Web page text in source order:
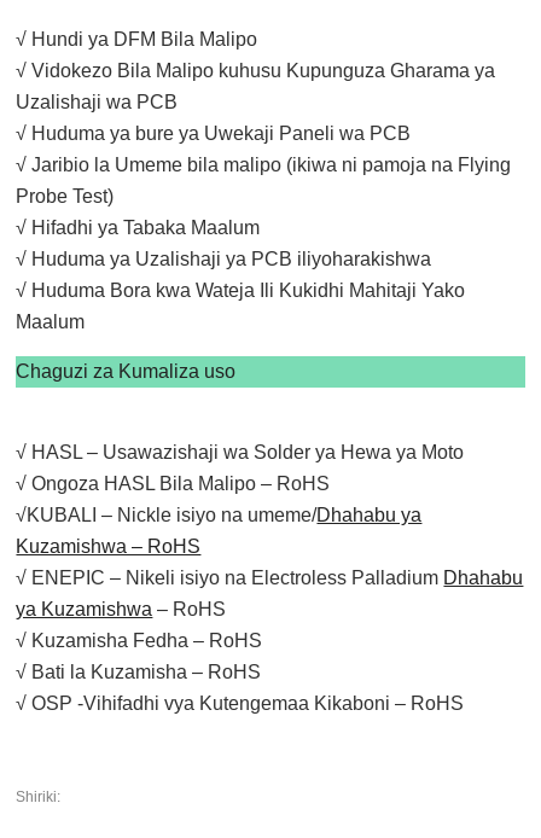
√ Hundi ya DFM Bila Malipo
√ Vidokezo Bila Malipo kuhusu Kupunguza Gharama ya
Uzalishaji wa PCB
√ Huduma ya bure ya Uwekaji Paneli wa PCB
√ Jaribio la Umeme bila malipo (ikiwa ni pamoja na Flying
Probe Test)
√ Hifadhi ya Tabaka Maalum
√ Huduma ya Uzalishaji ya PCB iliyoharakishwa
√ Huduma Bora kwa Wateja Ili Kukidhi Mahitaji Yako
Maalum
Chaguzi za Kumaliza uso
√ HASL – Usawazishaji wa Solder ya Hewa ya Moto
√ Ongoza HASL Bila Malipo – RoHS
√KUBALI – Nickle isiyo na umeme/Dhahabu ya
Kuzamishwa – RoHS
√ ENEPIC – Nikeli isiyo na Electroless Palladium Dhahabu
ya Kuzamishwa – RoHS
√ Kuzamisha Fedha – RoHS
√ Bati la Kuzamisha – RoHS
√ OSP -Vihifadhi vya Kutengemaa Kikaboni – RoHS
Shiriki: